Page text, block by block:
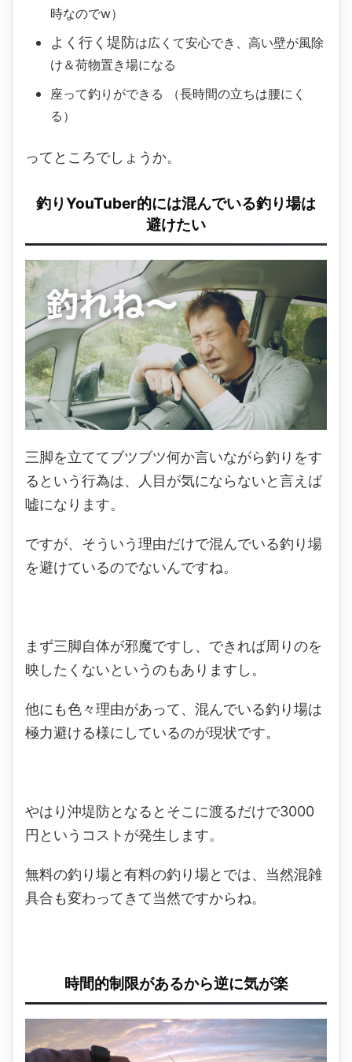
時なのでw）
よく行く堤防は広くて安心でき、 高い壁が風除
け＆荷物置き場になる
座って釣りができる （長時間の立ちは腰にく
る）
ってところでしょうか。
釣りYouTuber的には混んでいる釣り場は
避けたい
三脚を立ててブツブツ何か言いながら釣りをす
るという行為は、人目が気にならないと言えば
嘘になります。
ですが、そういう理由だけで混んでいる釣り場
を避けているのでないんですね。
まず三脚自体が邪魔ですし、できれば周りのを
映したくないというのもありますし。
他にも色々理由があって、混んでいる釣り場は
極力避ける様にしているのが現状です。
やはり沖堤防となるとそこに渡るだけで3000
円というコストが発生します。
無料の釣り場と有料の釣り場とでは、当然混雑
具合も変わってきて当然ですからね。
時間的制限があるから逆に気が楽